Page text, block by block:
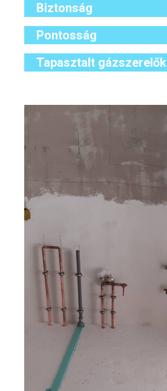
Biztonság
Pontosság
Tapasztalt gázszerelők